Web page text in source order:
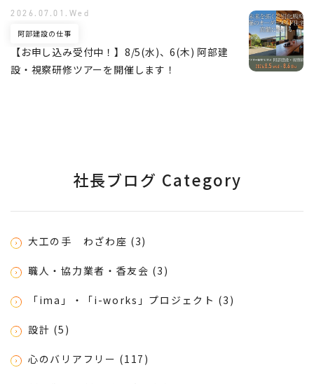
【お申し込み受付中！】8/5(水)、6(木) 阿部建
設・視察研修ツアーを開催します！
阿部建設の仕事
2026.07.01.Wed
社長ブログ Category
大工の手 わざわ座 (3)
職人・協力業者・香友会 (3)
「ima」・「i-works」プロジェクト (3)
設計 (5)
心のバリアフリー (117)